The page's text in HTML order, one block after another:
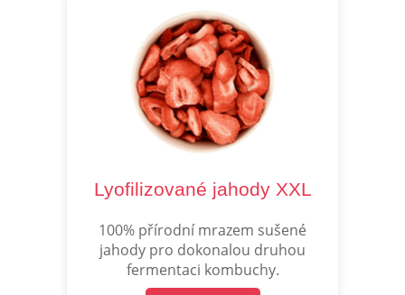
Lyofilizované jahody XXL
100% přírodní mrazem sušené
jahody pro dokonalou druhou
fermentaci kombuchy.